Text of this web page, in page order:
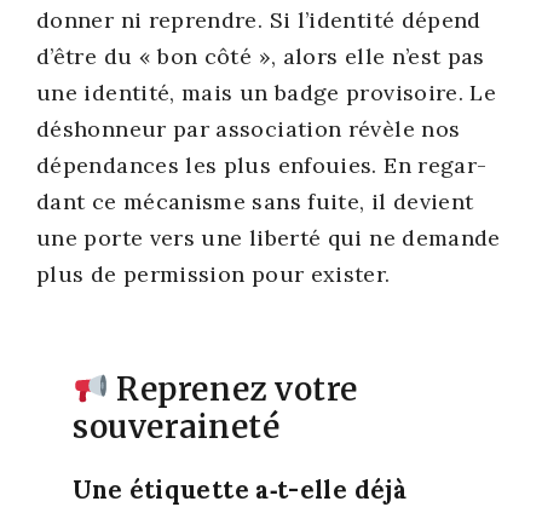
don­ner ni reprendre. Si l’i­den­ti­té dépend
d’être du « bon côté », alors elle n’est pas
une iden­ti­té, mais un badge pro­vi­soire. Le
déshon­neur par asso­cia­tion révèle nos
dépen­dances les plus enfouies. En regar­
dant ce méca­nisme sans fuite, il devient
une porte vers une liber­té qui ne demande
plus de per­mis­sion pour exis­ter.
Reprenez votre
souveraineté
Une éti­quette a‑t-elle déjà